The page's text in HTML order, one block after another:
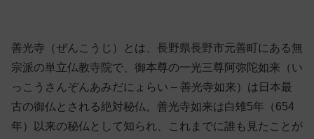
善光寺（ぜんこうじ）とは、長野県長野市元善町にある無
宗派の単立仏教寺院で、御本尊の一光三尊阿弥陀如来（い
っこうさんぞんあみだにょらい – 善光寺如来）は日本最
古の御仏とされる絶対秘仏。善光寺如来は白雉5年（654
年）以来の秘仏として知られ、これまでに誰も見たことが